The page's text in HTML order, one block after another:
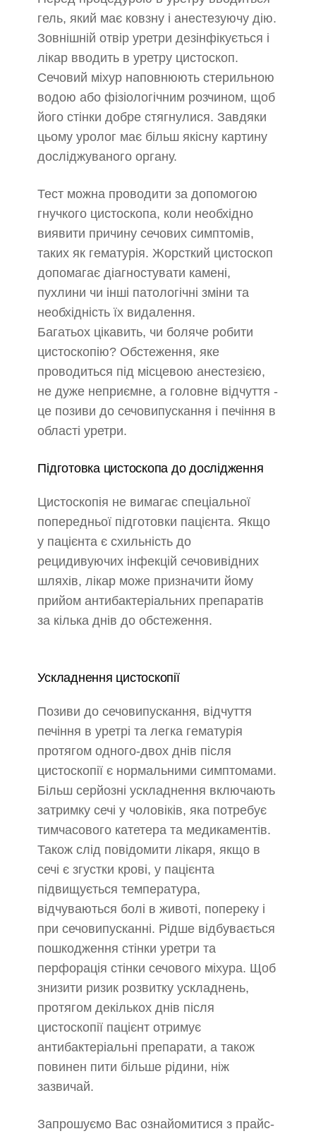
гель, який має ковзну і анестезуючу дію.
Зовнішній отвір уретри дезінфікується і
лікар вводить в уретру цистоскоп.
Сечовий міхур наповнюють стерильною
водою або фізіологічним розчином, щоб
його стінки добре стягнулися. Завдяки
цьому уролог має більш якісну картину
досліджуваного органу.
Тест можна проводити за допомогою
гнучкого цистоскопа, коли необхідно
виявити причину сечових симптомів,
таких як гематурія. Жорсткий цистоскоп
допомагає діагностувати камені,
пухлини чи інші патологічні зміни та
необхідність їх видалення.
Багатьох цікавить, чи боляче робити
цистоскопію? Обстеження, яке
проводиться під місцевою анестезією,
не дуже неприємне, а головне відчуття -
це позиви до сечовипускання і печіння в
області уретри.
Підготовка цистоскопа до дослідження
Цистоскопія не вимагає спеціальної
попередньої підготовки пацієнта. Якщо
у пацієнта є схильність до
рецидивуючих інфекцій сечовивідних
шляхів, лікар може призначити йому
прийом антибактеріальних препаратів
за кілька днів до обстеження.
Ускладнення цистоскопії
Позиви до сечовипускання, відчуття
печіння в уретрі та легка гематурія
протягом одного-двох днів після
цистоскопії є нормальними симптомами.
Більш серйозні ускладнення включають
затримку сечі у чоловіків, яка потребує
тимчасового катетера та медикаментів.
Також слід повідомити лікаря, якщо в
сечі є згустки крові, у пацієнта
підвищується температура,
відчуваються болі в животі, попереку і
при сечовипусканні. Рідше відбувається
пошкодження стінки уретри та
перфорація стінки сечового міхура. Щоб
знизити ризик розвитку ускладнень,
протягом декількох днів після
цистоскопії пацієнт отримує
антибактеріальні препарати, а також
повинен пити більше рідини, ніж
зазвичай.
Запрошуємо Вас ознайомитися з прайс-